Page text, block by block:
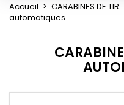
Accueil CARABINES DE TIR
automatiques